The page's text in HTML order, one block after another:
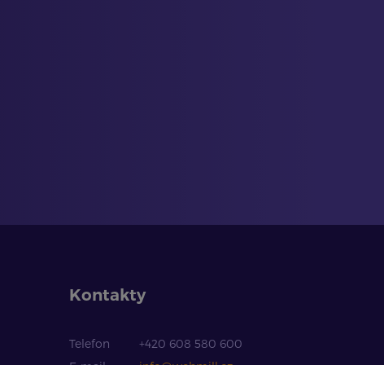
Kontakty
Telefon
+420 608 580 600